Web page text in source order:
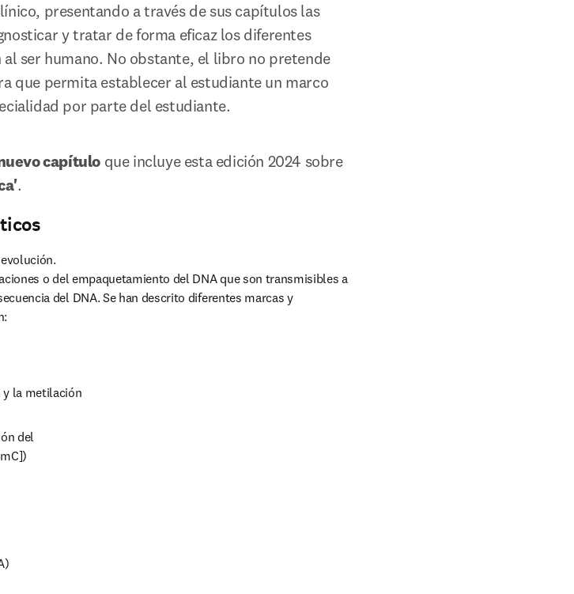
presentando a través de sus capítulos las
y tratar de forma eficaz los diferentes
ser humano. No obstante, el libro no pretende
que permita establecer al estudiante un marco
por parte del estudiante.
capítulo que incluye esta edición 2024 sobre
.
del DNA. Se han descrito diferentes marcas y
la metilación
del